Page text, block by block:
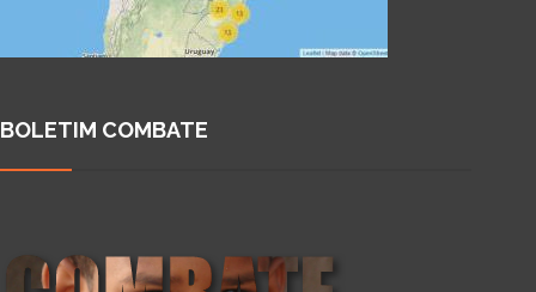
BOLETIM COMBATE